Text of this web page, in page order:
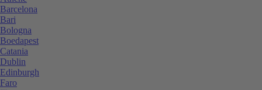
Barcelona
Bari
Bologna
Boedapest
Catania
Dublin
Edinburgh
Faro